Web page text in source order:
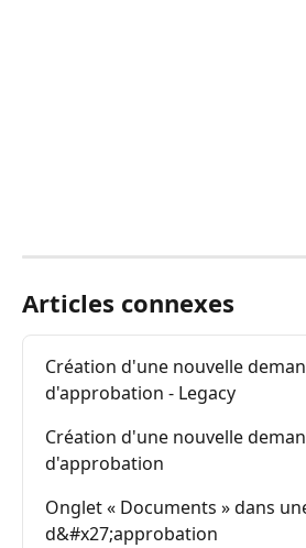
Articles connexes
Création d'une nouvelle
d'approbation - Legacy
Création d'une nouvelle
d'approbation
Onglet « Documents » dans
d&#x27;approbation